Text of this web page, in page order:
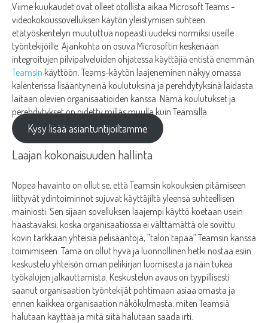
Viime kuukaudet ovat olleet otollista aikaa Microsoft Teams -
videokokoussovelluksen käytön yleistymisen suhteen
etätyöskentelyn muututtua nopeasti uudeksi normiksi useille
työntekijöille. Ajankohta on osuva Microsoftin keskenään
integroitujen pilvipalveluiden ohjatessa käyttäjiä entistä enemmän
Teamsin käyttöön. Teams-käytön laajeneminen näkyy omassa
kalenterissa lisääntyneinä koulutuksina ja perehdytyksinä laidasta
laitaan olevien organisaatioiden kanssa. Nämä koulutukset ja
perehdytykset on pidetty milläs muulla kuin Teamsilla.
Kysy lisää asiantuntijoiltamme
Laajan kokonaisuuden hallinta
Nopea havainto on ollut se, että Teamsin kokouksien pitämiseen
liittyvät ydintoiminnot sujuvat käyttäjiltä yleensä suhteellisen
mainiosti. Sen sijaan sovelluksen laajempi käyttö koetaan usein
haastavaksi, koska organisaatiossa ei välttämättä ole sovittu
kovin tarkkaan yhteisiä pelisääntöjä, ”talon tapaa” Teamsin kanssa
toimimiseen. Tämä on ollut hyvä ja luonnollinen hetki nostaa esiin
keskustelu yhteisön oman pelikirjan luomisesta ja näin tukea
työkalujen jalkauttamista. Keskustelun avaus on tyypillisesti
saanut organisaation työntekijät pohtimaan asiaa omasta ja
ennen kaikkea organisaation näkökulmasta; miten Teamsiä
halutaan käyttää ja mitä siitä halutaan saada irti.